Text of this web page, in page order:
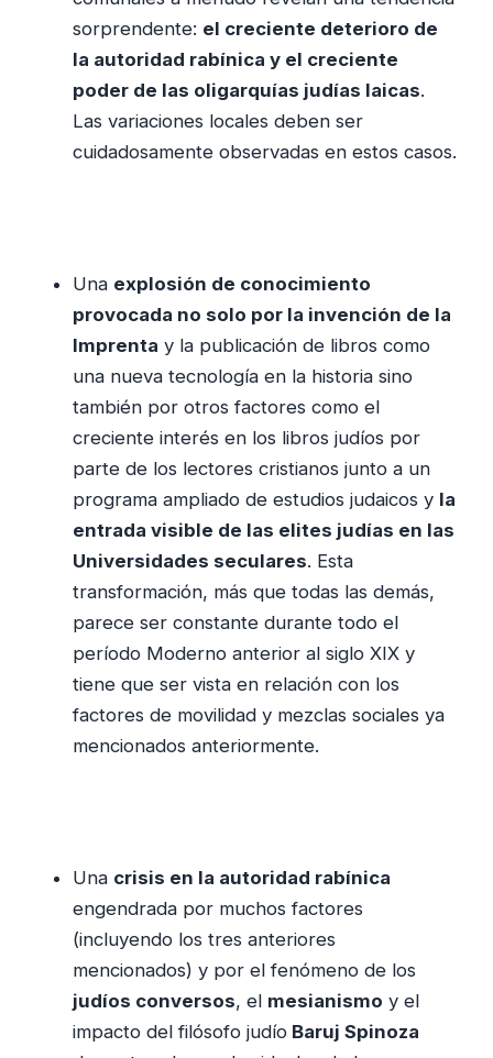
sorprendente: el creciente deterioro de
la autoridad rabínica y el creciente
poder de las oligarquías judías laicas.
Las variaciones locales deben ser
cuidadosamente observadas en estos casos.
Una explosión de conocimiento
provocada no solo por la invención de la
Imprenta y la publicación de libros como
una nueva tecnología en la historia sino
también por otros factores como el
creciente interés en los libros judíos por
parte de los lectores cristianos junto a un
programa ampliado de estudios judaicos y la
entrada visible de las elites judías en las
Universidades seculares. Esta
transformación, más que todas las demás,
parece ser constante durante todo el
período Moderno anterior al siglo XIX y
tiene que ser vista en relación con los
factores de movilidad y mezclas sociales ya
mencionados anteriormente.
Una crisis en la autoridad rabínica
engendrada por muchos factores
(incluyendo los tres anteriores
mencionados) y por el fenómeno de los
judíos conversos, el mesianismo y el
impacto del filósofo judíoBaruj Spinoza